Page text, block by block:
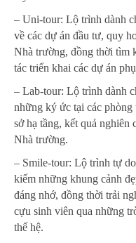
– Uni-tour: Lộ trình dành
về các dự án đầu tư, quy
Nhà trường, đồng thời tìm
tác triển khai các dự án
– Lab-tour: Lộ trình dành
những ký ức tại các phòng
sở hạ tầng, kết quả
Nhà trường.
– Smile-tour: Lộ trình tự
kiếm những khung cảnh
đáng nhớ, đồng thời trải
cựu sinh viên qua những
thế hệ.